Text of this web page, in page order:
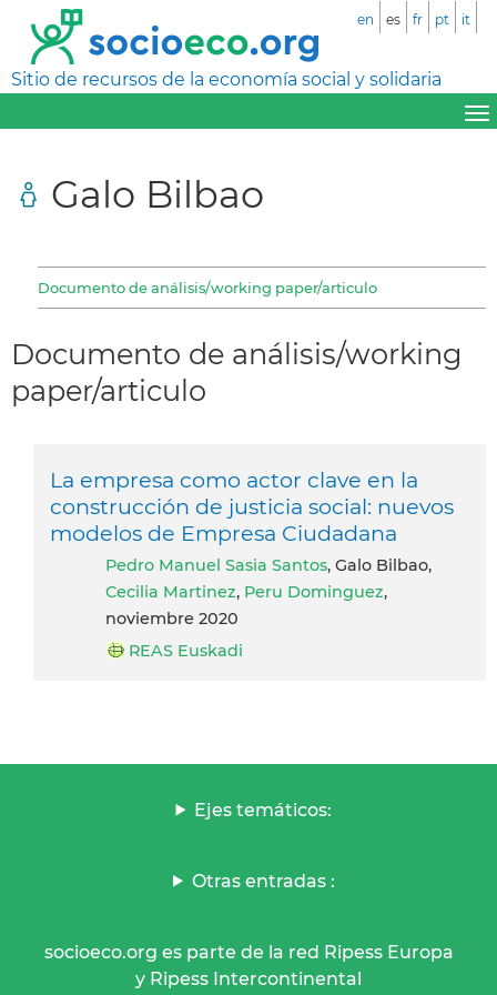
Sitio de recursos de la economía social y solidaria
en es fr pt it
Galo Bilbao
Documento de análisis/working paper/articulo
Documento de análisis/working
paper/articulo
La empresa como actor clave en la
construcción de justicia social: nuevos
modelos de Empresa Ciudadana
Pedro Manuel Sasia Santos, Galo Bilbao,
Cecilia Martinez, Peru Dominguez,
noviembre 2020
REAS Euskadi
Ejes temáticos:
Otras entradas :
socioeco.org es parte de la red Ripess Europa
y Ripess Intercontinental